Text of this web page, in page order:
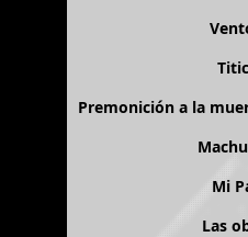
Premonición a la
Mi
Las